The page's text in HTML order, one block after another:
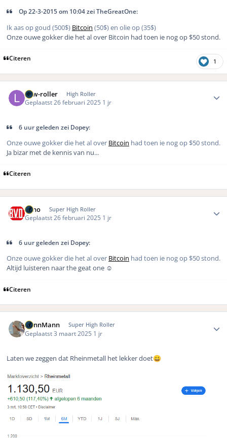
Op 22-3-2015 om 10:04 zei TheGreatOne:
Ik aas op goud (500$) Bitcoin (50$) en olie op (35$)
Onze ouwe gokker die het al over Bitcoin had toen ie nog op $50 stond.
Citeren 1
Low-roller High Roller
Geplaatst 26 februari 2025 1 jr
6 uur geleden zei Dopey:
Onze ouwe gokker die het al over Bitcoin had toen ie nog op $50 stond.
Ja bizar met de kennis van nu...
Citeren
Reno Super High Roller
Geplaatst26 februari 2025 1 jr
6 uur geleden zei Dopey:
Onze ouwe gokker die het al over Bitcoin had toen ie nog op $50 stond.
Altijd luisteren naar the geat one ☺️
Citeren
DennMann Super High Roller
Geplaatst 3 maart 2025 1 jr
Laten we zeggen dat Rheinmetall het lekker doet😀